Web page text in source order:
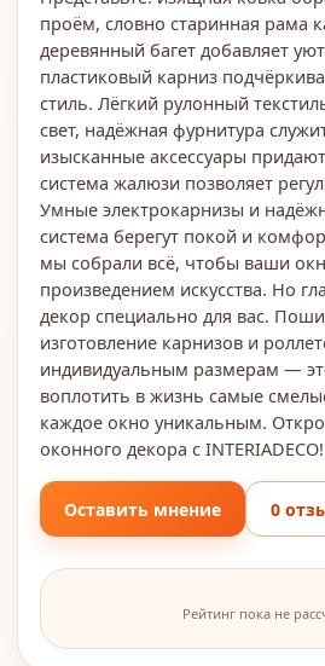
проём, словно старинная рама
деревянный багет добавляет
пластиковый карниз
стиль. Лёгкий рулонный
свет, надёжная фурнитура
изысканные аксессуары
система жалюзи позволяет
Умные электрокарнизы и
система берегут покой и
мы собрали всё, чтобы ваши
произведением искусства. Но
декор специально для вас.
изготовление карнизов и
индивидуальным размерам —
воплотить в жизнь самые
каждое окно уникальным.
оконного декора с INTERIADECO!
Оставить мнение 0
Рейтинг пока не